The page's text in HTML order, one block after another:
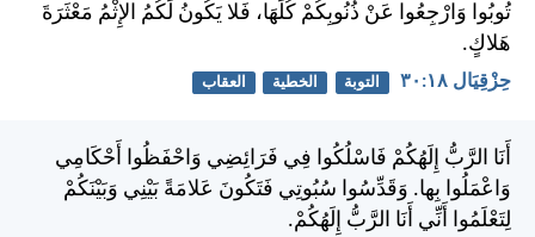
تُوبُوا وَارْجِعُوا عَنْ ذُنُوبِكُمْ كُلِّهَا، فَلا يَكُونُ لَكُمُ الإِثْمُ مَعْثَرَةَ
هَلاكٍ.
حِزْقِيَال ١٨:‏٣٠ التوبة الخطية العقاب
أَنَا الرَّبُّ إِلَهُكُمْ فَاسْلُكُوا فِي فَرَائِضِي وَاحْفَظُوا أَحْكَامِي
وَاعْمَلُوا بِها. وَقَدِّسُوا سُبُوتِي فَتَكُونَ عَلامَةً بَيْنِي وَبَيْنَكُمْ
لِتَعْلَمُوا أَنِّي أَنَا الرَّبُّ إِلَهُكُمْ.